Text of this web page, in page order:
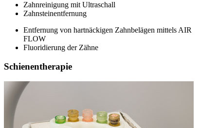
Zahnreinigung mit Ultraschall
Zahnsteinentfernung
Entfernung von hartnäckigen Zahnbelägen mittels AIR
FLOW
Fluoridierung der Zähne
Schienentherapie